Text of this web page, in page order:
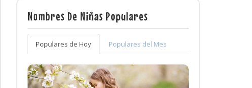
Nombres De Niñas Populares
Populares de Hoy Populares del Mes